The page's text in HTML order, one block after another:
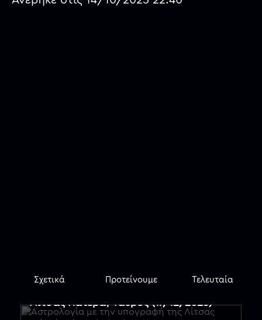
Σχετικά Προτείνουμε Τελευταία
Λίτσας Πατέρα| Ταύρος (17/12/2025)